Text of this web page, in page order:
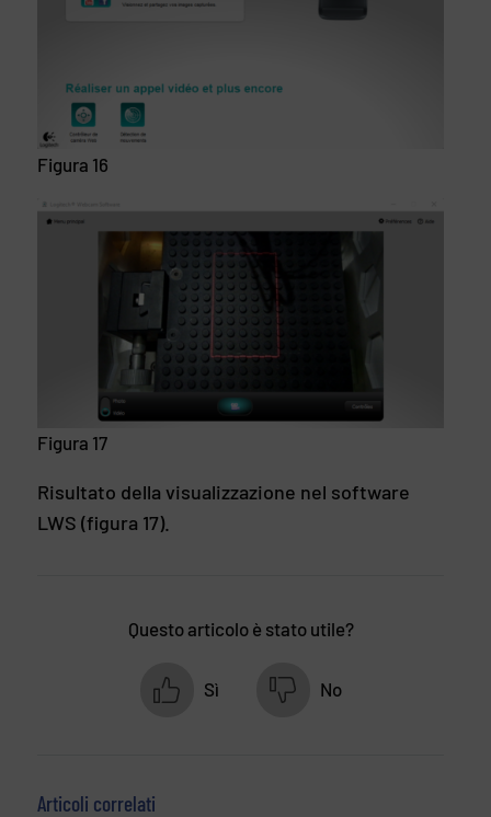
Figura 16
Figura 17
Risultato della visualizzazione nel software
LWS (figura 17).
Questo articolo è stato utile?
Sì No
Articoli correlati